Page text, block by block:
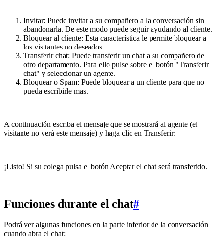
Invitar: Puede invitar a su compañero a la conversación sin
abandonarla. De este modo puede seguir ayudando al cliente.
Bloquear al cliente: Esta característica le permite bloquear a
los visitantes no deseados.
Transferir chat: Puede transferir un chat a su compañero de
otro departamento. Para ello pulse sobre el botón "Transferir
chat" y seleccionar un agente.
Bloquear o Spam: Puede bloquear a un cliente para que no
pueda escribirle mas.
A continuación escriba el mensaje que se mostrará al agente (el
visitante no verá este mensaje) y haga clic en Transferir:
¡Listo! Si su colega pulsa el botón Aceptar el chat será transferido.
Funciones durante el chat#
Podrá ver algunas funciones en la parte inferior de la conversación
cuando abra el chat: